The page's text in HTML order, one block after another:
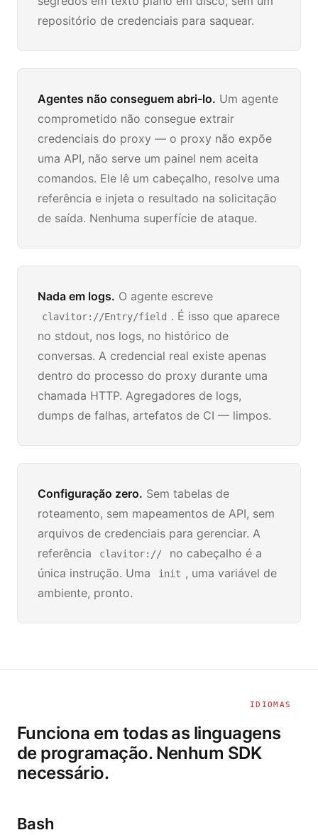
repositório de credenciais para saquear.
Agentes não conseguem abri-lo. Um agente
comprometido não consegue extrair
credenciais do proxy — o proxy não expõe
uma API, não serve um painel nem aceita
comandos. Ele lê um cabeçalho, resolve uma
referência e injeta o resultado na solicitação
de saída. Nenhuma superfície de ataque.
Nada em logs. O agente escreve
clavitor://Entry/field . É isso que aparece
no stdout, nos logs, no histórico de
conversas. A credencial real existe apenas
dentro do processo do proxy durante uma
chamada HTTP. Agregadores de logs,
dumps de falhas, artefatos de CI — limpos.
Configuração zero. Sem tabelas de
roteamento, sem mapeamentos de API, sem
arquivos de credenciais para gerenciar. A
referência
clavitor://
no cabeçalho é a
única instrução. Uma
init , uma variável de
ambiente, pronto.
IDIOMAS
Funciona em todas as linguagens
de programação. Nenhum SDK
necessário.
Bash